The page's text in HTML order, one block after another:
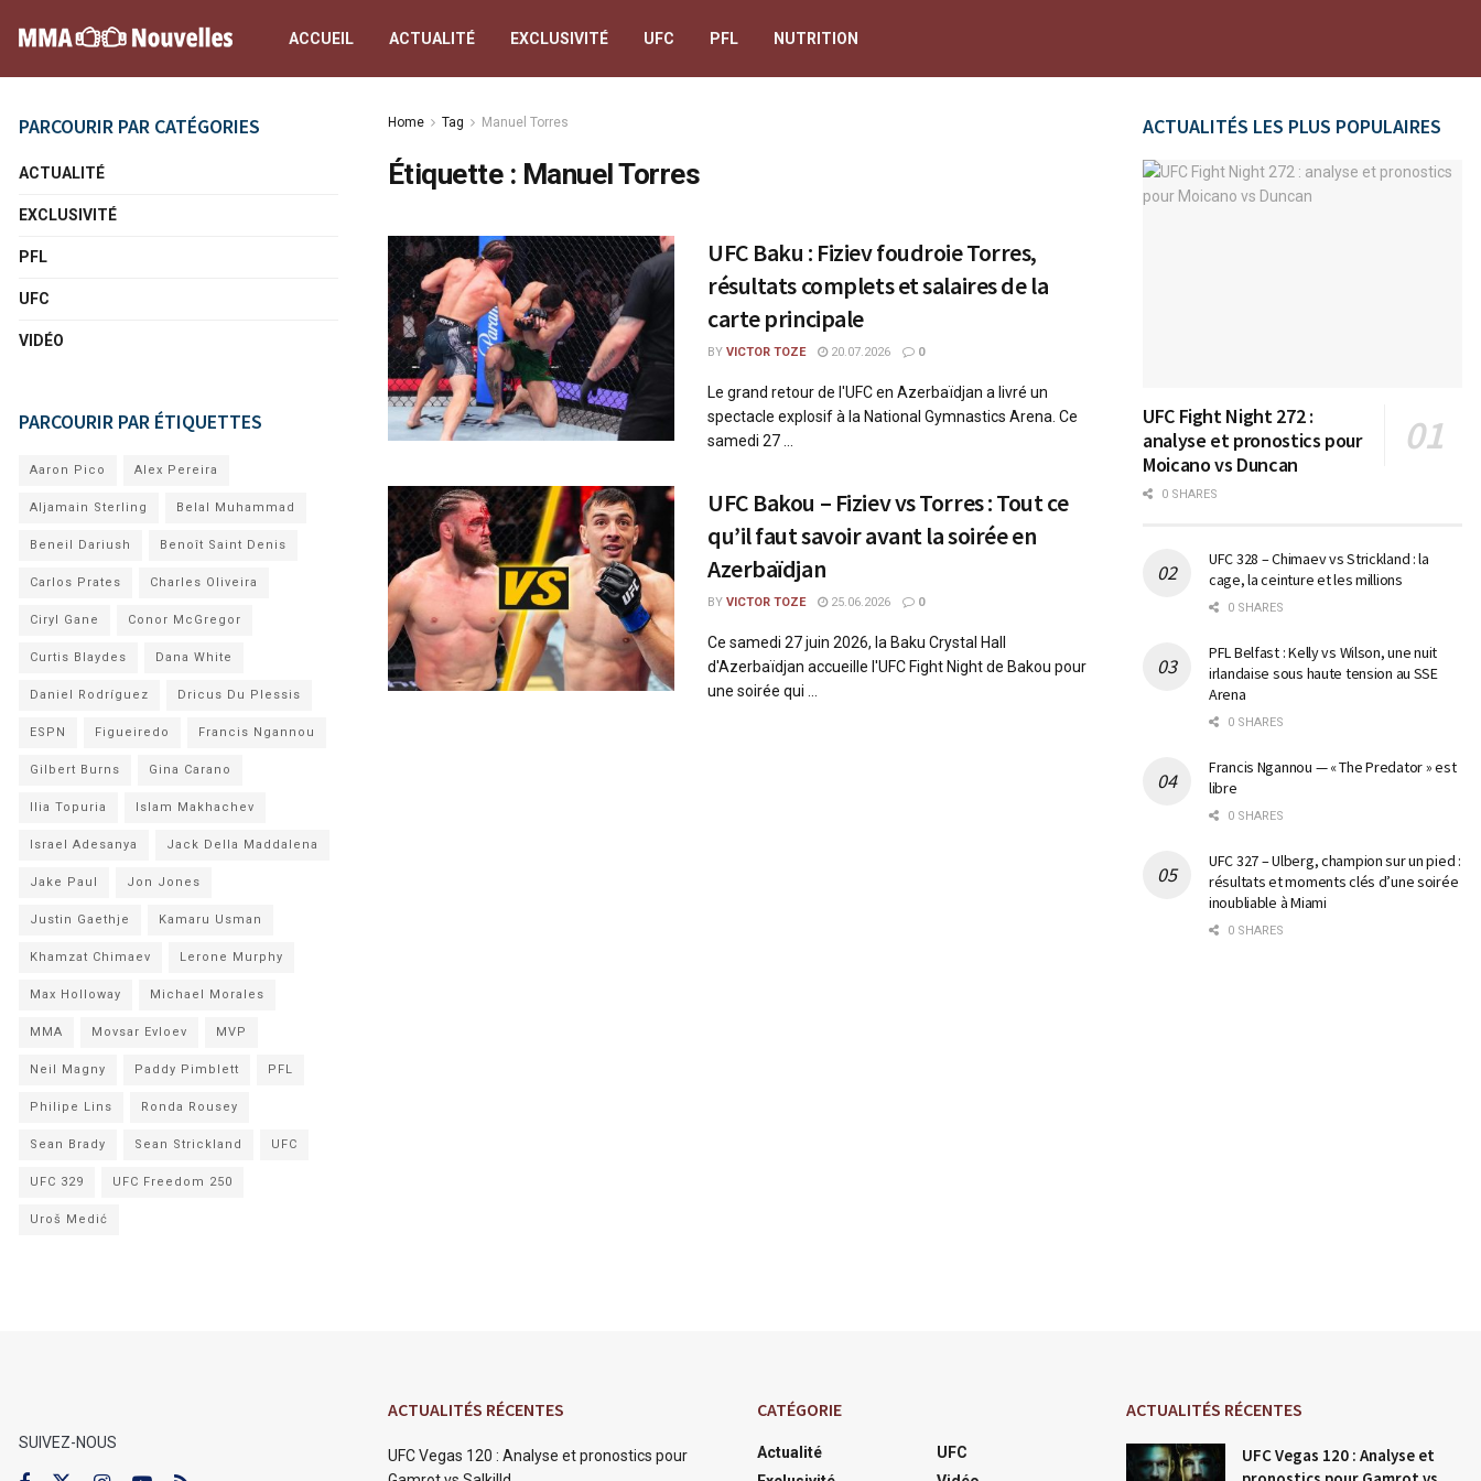
ACCUEIL ACTUALITÉ EXCLUSIVITÉ UFC PFL NUTRITION
Home Tag Manuel Torres
Étiquette : Manuel Torres
UFC Baku : Fiziev foudroie Torres,
résultats complets et salaires de la
carte principale
BY VICTOR TOZE 20.07.2026 0
Le grand retour de l'UFC en Azerbaïdjan a livré un
spectacle explosif à la National Gymnastics Arena. Ce
samedi 27 ...
UFC Bakou – Fiziev vs Torres : Tout ce
qu’il faut savoir avant la soirée en
Azerbaïdjan
BY VICTOR TOZE 25.06.2026 0
Ce samedi 27 juin 2026, la Baku Crystal Hall
d'Azerbaïdjan accueille l'UFC Fight Night de Bakou pour
une soirée qui ...
PARCOURIR PAR CATÉGORIES
ACTUALITÉ
EXCLUSIVITÉ
PFL
UFC
VIDÉO
PARCOURIR PAR ÉTIQUETTES
Aaron Pico Alex Pereira
Aljamain Sterling Belal Muhammad
Beneil Dariush Benoît Saint Denis
Carlos Prates Charles Oliveira
Ciryl Gane Conor McGregor
Curtis Blaydes Dana White
Daniel Rodríguez Dricus Du Plessis
ESPN Figueiredo Francis Ngannou
Gilbert Burns Gina Carano
Ilia Topuria Islam Makhachev
Israel Adesanya Jack Della Maddalena
Jake Paul Jon Jones
Justin Gaethje Kamaru Usman
Khamzat Chimaev Lerone Murphy
Max Holloway Michael Morales
MMA Movsar Evloev MVP
Neil Magny Paddy Pimblett PFL
Philipe Lins Ronda Rousey
Sean Brady Sean Strickland UFC
UFC 329 UFC Freedom 250
Uroš Medić
ACTUALITÉS LES PLUS POPULAIRES
UFC Fight Night 272 :
analyse et pronostics pour
Moicano vs Duncan
0 SHARES
UFC 328 – Chimaev vs Strickland : la
cage, la ceinture et les millions
0 SHARES
PFL Belfast : Kelly vs Wilson, une nuit
irlandaise sous haute tension au SSE
Arena
0 SHARES
Francis Ngannou — « The Predator » est
libre
0 SHARES
UFC 327 – Ulberg, champion sur un pied :
résultats et moments clés d’une soirée
inoubliable à Miami
0 SHARES
SUIVEZ-NOUS
ACTUALITÉS RÉCENTES
UFC Vegas 120 : Analyse et pronostics pour
CATÉGORIE
Actualité
UFC
ACTUALITÉS RÉCENTES
UFC Vegas 120 : Analyse et